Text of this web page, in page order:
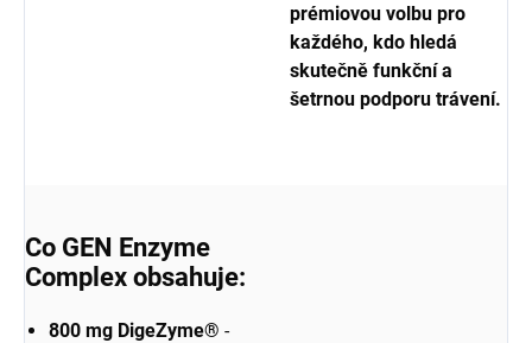
prémiovou volbu pro
každého, kdo hledá
skutečně funkční a
šetrnou podporu trávení.
Co GEN Enzyme
Complex obsahuje:
800 mg DigeZyme® -